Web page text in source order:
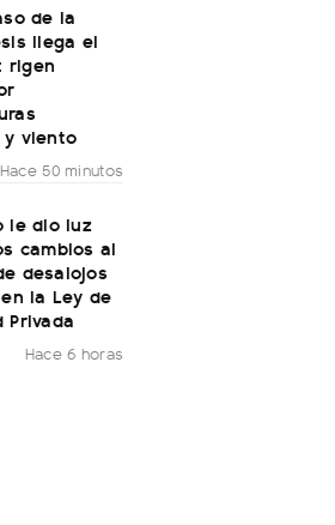
de la
llega el
rigen
viento
Hace 50 minutos
le dio luz
cambios al
desalojos
la Ley de
Privada
Hace 6 horas